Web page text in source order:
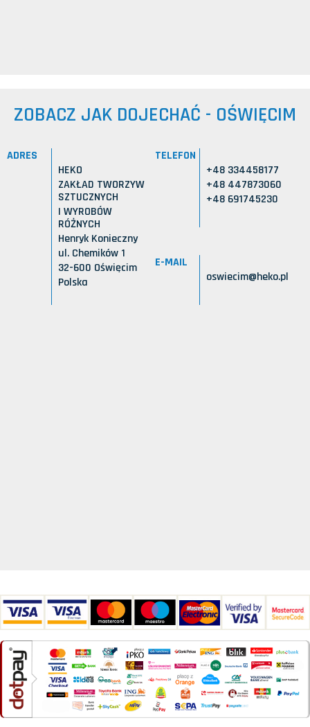
ZOBACZ JAK DOJECHAĆ - OŚWIĘCIM
ADRES
HEKO
ZAKŁAD TWORZYW
SZTUCZNYCH
I WYROBÓW
RÓŻNYCH
Henryk Konieczny
ul. Chemików 1
32-600 Oświęcim
Polska
TELEFON
+48 334458177
+48 447873060
+48 691745230
E-MAIL
oswiecim@heko.pl